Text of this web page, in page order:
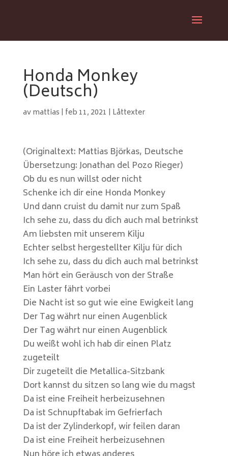
Honda Monkey
(Deutsch)
avmattias | feb 11, 2021 | Låttexter
(Originaltext: Mattias Björkas, Deutsche
Übersetzung: Jonathan del Pozo Rieger)
Ob du es nun willst oder nicht
Schenke ich dir eine Honda Monkey
Und dann cruist du damit nur zum Spaß
Ich sehe zu, dass du dich auch mal betrinkst
Am liebsten mit unserem Kilju
Echter selbst hergestellter Kilju für dich
Ich sehe zu, dass du dich auch mal betrinkst
Man hört ein Geräusch von der Straße
Ein Laster fährt vorbei
Die Nacht ist so gut wie eine Ewigkeit lang
Der Tag währt nur einen Augenblick
Der Tag währt nur einen Augenblick
Du weißt wohl ich hab dir einen Platz
zugeteilt
Dir zugeteilt die Metallica-Sitzbank
Dort kannst du sitzen so lang wie du magst
Da ist eine Freiheit herbeizusehnen
Da ist Schnupftabak im Gefrierfach
Da ist der Zylinderkopf, wir feilen daran
Da ist eine Freiheit herbeizusehnen